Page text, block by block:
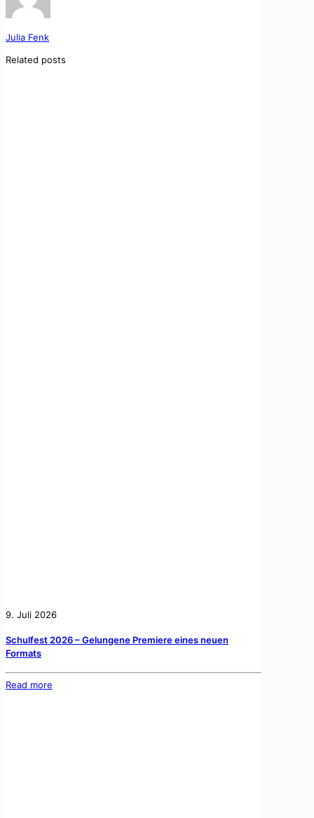
Julia Fenk
Related posts
9. Juli 2026
Schulfest 2026 – Gelungene Premiere eines neuen
Formats
Read more